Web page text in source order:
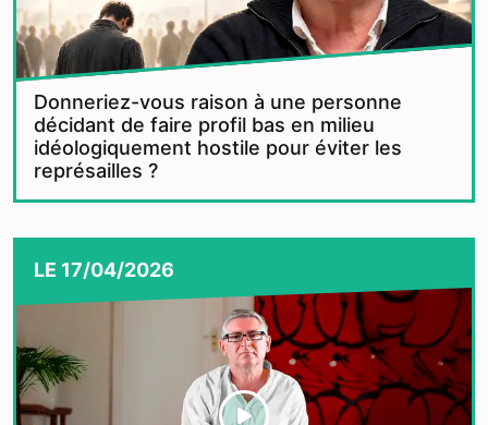
Donneriez-vous raison à une personne
décidant de faire profil bas en milieu
idéologiquement hostile pour éviter les
représailles ?
LE 17/04/2026